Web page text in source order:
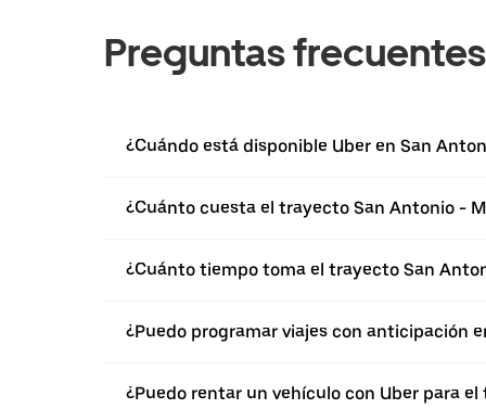
Preguntas frecuentes
¿Cuándo está disponible Uber en San
¿Cuánto cuesta el trayecto San Antonio -
¿Cuánto tiempo toma el trayecto San
¿Puedo programar viajes con anticipación
¿Puedo rentar un vehículo con Uber para